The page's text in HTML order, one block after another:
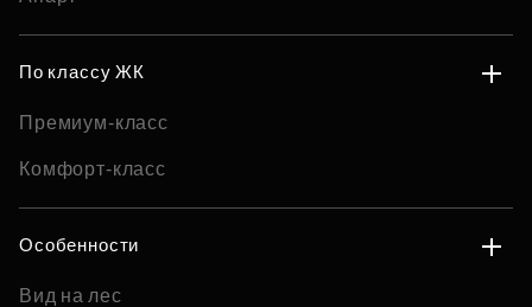
По классу ЖК
Премиум-класс
Комфорт-класс
Особенности
Вид на лес